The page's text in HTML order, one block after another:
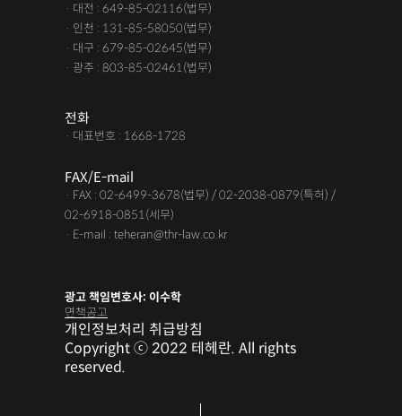
· 대전 : 649-85-02116(법무)
· 인천 : 131-85-58050(법무)
· 대구 : 679-85-02645(법무)
· 광주 : 803-85-02461(법무)
전화
· 대표번호 : 1668-1728
FAX/E-mail
· FAX : 02-6499-3678(법무) / 02-2038-0879(특허) /
02-6918-0851(세무)
· E-mail : teheran@thr-law.co.kr
광고 책임변호사: 이수학
면책공고
개인정보처리 취급방침
Copyright ⓒ 2022 테헤란. All rights
reserved.